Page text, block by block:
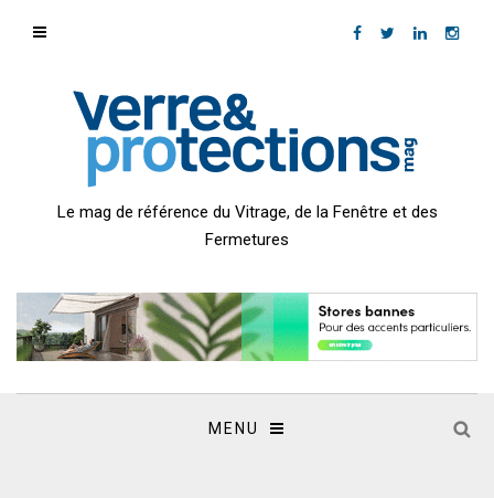
Le mag de référence du Vitrage, de la Fenêtre et des
Fermetures
MENU